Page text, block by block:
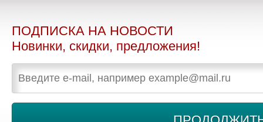
ПОДПИСКА НА НОВОСТИ
Новинки, скидки, предложения!